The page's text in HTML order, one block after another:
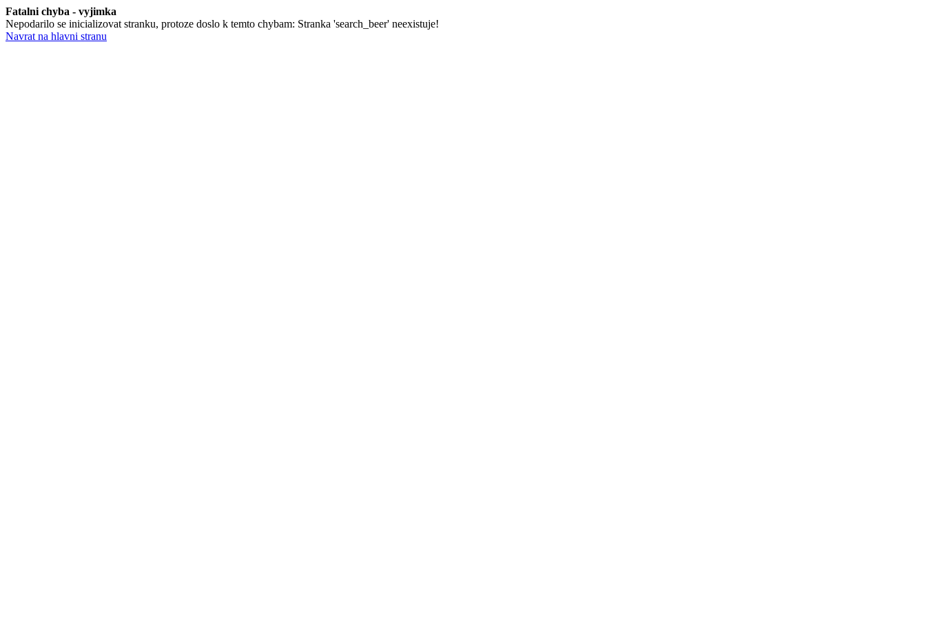
Fatalni chyba - vyjimka
Nepodarilo se inicializovat stranku, protoze doslo k temto chybam: Stranka 'search_beer' neexistuje!
Navrat na hlavni stranu